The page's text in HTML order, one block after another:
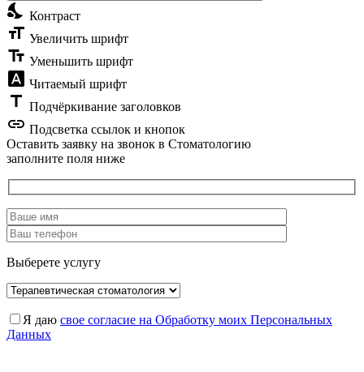
nights_stay Контраст
format_size Увеличить шрифт
text_fields Уменьшить шрифт
font_download Читаемый шрифт
title Подчёркивание заголовков
link Подсветка ссылок и кнопок
Оставить заявку на звонок в Стоматологию
заполните поля ниже
Выберете услугу
Я даю свое согласие на Обработку моих Персональных
Данных